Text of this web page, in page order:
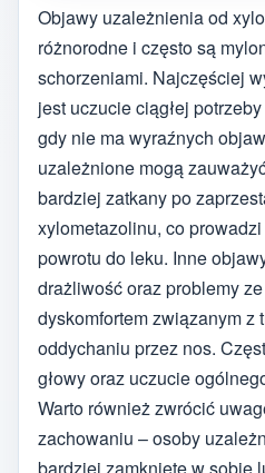
Objawy uzależnienia od
różnorodne i często są
schorzeniami. Najczęściej
jest uczucie ciągłej
gdy nie ma wyraźnych
uzależnione mogą
bardziej zatkany po
xylometazolinu, co
powrotu do leku. Inne
drażliwość oraz problemy
dyskomfortem związanym z
oddychaniu przez nos.
głowy oraz uczucie
Warto również zwrócić
zachowaniu – osoby